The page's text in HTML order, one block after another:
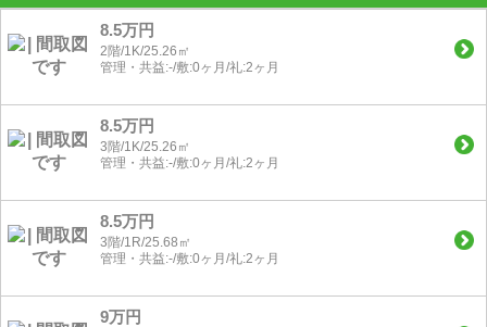
8.5万円
2階/1K/25.26㎡
管理・共益:-/敷:0ヶ月/礼:2ヶ月
8.5万円
3階/1K/25.26㎡
管理・共益:-/敷:0ヶ月/礼:2ヶ月
8.5万円
3階/1R/25.68㎡
管理・共益:-/敷:0ヶ月/礼:2ヶ月
9万円